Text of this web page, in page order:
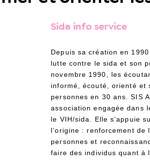
Sida info service
Depuis sa création en
lutte contre le sida et son
novembre 1990, les
informé, écouté, orienté et
personnes en 30 ans. SIS
association engagée dans
le VIH/sida. Elle s’appuie
l’origine : renforcement de
personnes et
faire des individus quant à